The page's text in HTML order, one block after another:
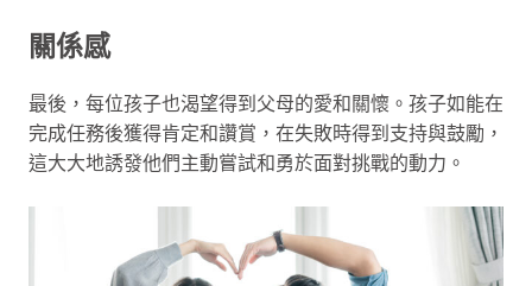
關係感
最後，每位孩子也渴望得到父母的愛和關懷。孩子如能在
完成任務後獲得肯定和讚賞，在失敗時得到支持與鼓勵，
這大大地誘發他們主動嘗試和勇於面對挑戰的動力。